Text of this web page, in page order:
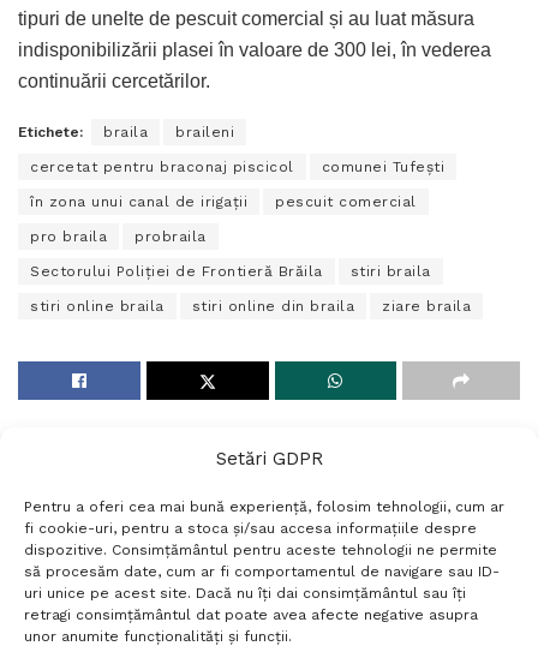
Setări GDPR
Pentru a oferi cea mai bună experiență, folosim tehnologii, cum ar
fi cookie-uri, pentru a stoca și/sau accesa informațiile despre
dispozitive. Consimțământul pentru aceste tehnologii ne permite
să procesăm date, cum ar fi comportamentul de navigare sau ID-
uri unice pe acest site. Dacă nu îți dai consimțământul sau îți
retragi consimțământul dat poate avea afecte negative asupra
unor anumite funcționalități și funcții.
tipuri de unelte de pescuit comercial și au luat măsura
indisponibilizării plasei în valoare de 300 lei, în vederea
continuării cercetărilor.
Etichete: braila braileni
cercetat pentru braconaj piscicol comunei Tufeşti
în zona unui canal de irigații pescuit comercial
pro braila probraila
Sectorului Poliției de Frontieră Brăila stiri braila
stiri online braila stiri online din braila ziare braila
Termeni si conditii
Politică de confidențialitate
Politica cookies
Setări GDPR